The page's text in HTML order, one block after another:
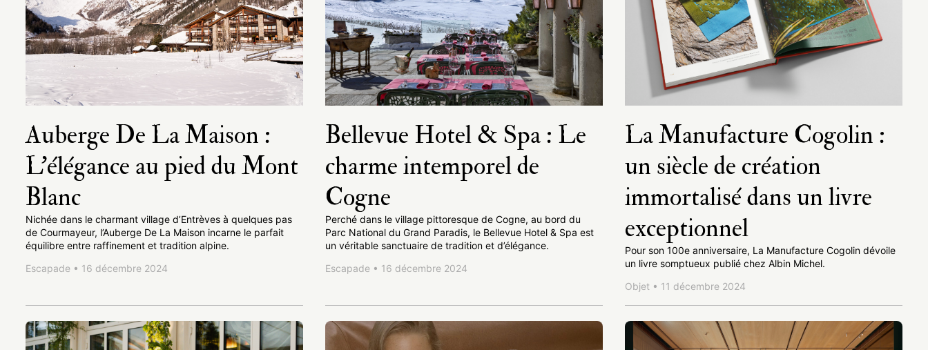
Auberge De La Maison :
L’élégance au pied du Mont
Blanc
Nichée dans le charmant village d’Entrèves à quelques pas
de Courmayeur, l’Auberge De La Maison incarne le parfait
équilibre entre raffinement et tradition alpine.
Escapade • 16 décembre 2024
Bellevue Hotel & Spa : Le
charme intemporel de
Cogne
Perché dans le village pittoresque de Cogne, au bord du
Parc National du Grand Paradis, le Bellevue Hotel & Spa est
un véritable sanctuaire de tradition et d’élégance.
Escapade • 16 décembre 2024
La Manufacture Cogolin :
un siècle de création
immortalisé dans un livre
exceptionnel
Pour son 100e anniversaire, La Manufacture Cogolin dévoile
un livre somptueux publié chez Albin Michel.
Objet • 11 décembre 2024